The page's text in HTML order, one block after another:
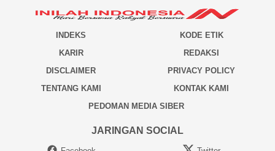
INDEKS
KODE ETIK
KARIR
REDAKSI
DISCLAIMER
PRIVACY POLICY
TENTANG KAMI
KONTAK KAMI
PEDOMAN MEDIA SIBER
JARINGAN SOCIAL